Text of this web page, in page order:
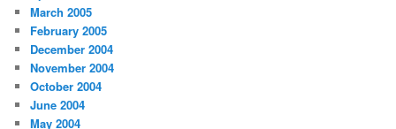
March 2005
February 2005
December 2004
November 2004
October 2004
June 2004
May 2004